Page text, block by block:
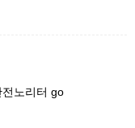
전노리터 go